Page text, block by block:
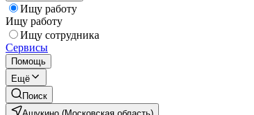
Ищу работу
Ищу работу
Ищу сотрудника
Сервисы
Помощь
Ещё
Поиск